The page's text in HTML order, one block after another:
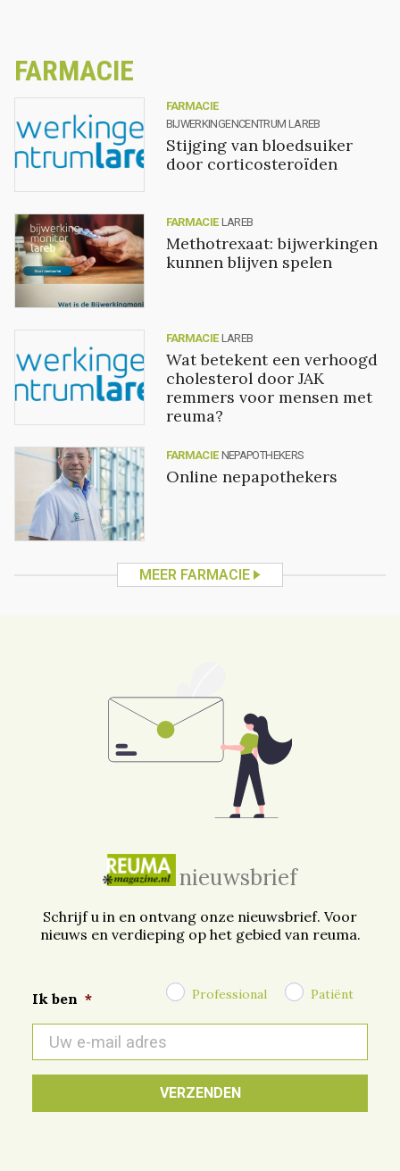
FARMACIE
FARMACIE
BIJWERKINGENCENTRUM LAREB
Stijging van bloedsuiker
door corticosteroïden
FARMACIE LAREB
Methotrexaat: bijwerkingen
kunnen blijven spelen
FARMACIE LAREB
Wat betekent een verhoogd
cholesterol door JAK
remmers voor mensen met
reuma?
FARMACIE NEPAPOTHEKERS
Online nepapothekers
MEER FARMACIE
nieuwsbrief
Schrijf u in en ontvang onze nieuwsbrief. Voor
nieuws en verdieping op het gebied van reuma.
Ik ben * Professional Patiënt
mail
*